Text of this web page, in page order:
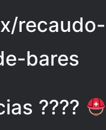
bares
????